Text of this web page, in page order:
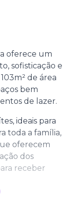
oferece um
sofisticação e
de área
bem
de lazer.
ideais para
toda a família,
oferecem
dos
receber